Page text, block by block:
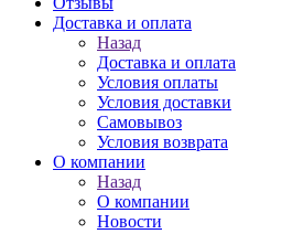
Доставка и оплата
Назад
Доставка и оплата
Условия оплаты
Условия доставки
Самовывоз
Условия возврата
О компании
Назад
О компании
Новости